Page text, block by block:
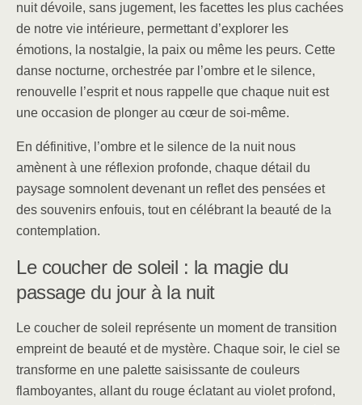
nuit dévoile, sans jugement, les facettes les plus cachées
de notre vie intérieure, permettant d’explorer les
émotions, la nostalgie, la paix ou même les peurs. Cette
danse nocturne, orchestrée par l’ombre et le silence,
renouvelle l’esprit et nous rappelle que chaque nuit est
une occasion de plonger au cœur de soi-même.
En définitive, l’ombre et le silence de la nuit nous
amènent à une réflexion profonde, chaque détail du
paysage somnolent devenant un reflet des pensées et
des souvenirs enfouis, tout en célébrant la beauté de la
contemplation.
Le coucher de soleil : la magie du
passage du jour à la nuit
Le coucher de soleil représente un moment de transition
empreint de beauté et de mystère. Chaque soir, le ciel se
transforme en une palette saisissante de couleurs
flamboyantes, allant du rouge éclatant au violet profond,